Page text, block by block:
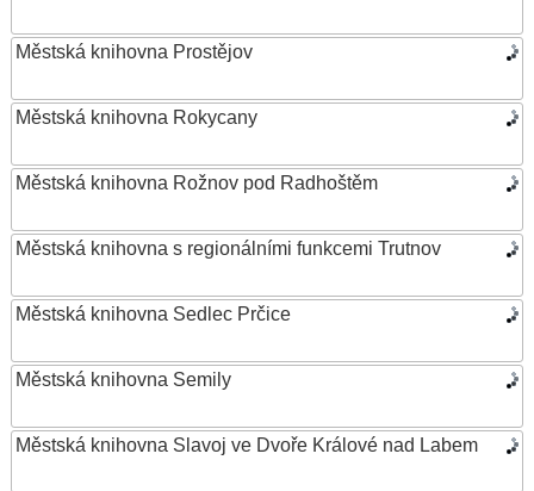
Městská knihovna Prostějov
Městská knihovna Rokycany
Městská knihovna Rožnov pod Radhoštěm
Městská knihovna s regionálními funkcemi Trutnov
Městská knihovna Sedlec Prčice
Městská knihovna Semily
Městská knihovna Slavoj ve Dvoře Králové nad Labem